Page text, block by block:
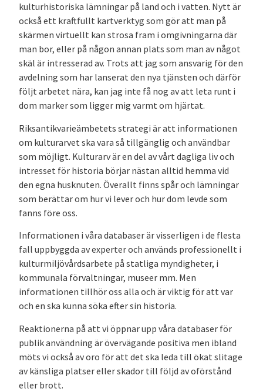
kulturhistoriska lämningar på land och i vatten. Nytt är
också ett kraftfullt kartverktyg som gör att man på
skärmen virtuellt kan strosa fram i omgivningarna där
man bor, eller på någon annan plats som man av något
skäl är intresserad av. Trots att jag som ansvarig för den
avdelning som har lanserat den nya tjänsten och därför
följt arbetet nära, kan jag inte få nog av att leta runt i
dom marker som ligger mig varmt om hjärtat.
Riksantikvarieämbetets strategi är att informationen
om kulturarvet ska vara så tillgänglig och användbar
som möjligt. Kulturarv är en del av vårt dagliga liv och
intresset för historia börjar nästan alltid hemma vid
den egna husknuten. Överallt finns spår och lämningar
som berättar om hur vi lever och hur dom levde som
fanns före oss.
Informationen i våra databaser är visserligen i de flesta
fall uppbyggda av experter och används professionellt i
kulturmiljövårdsarbete på statliga myndigheter, i
kommunala förvaltningar, museer mm. Men
informationen tillhör oss alla och är viktig för att var
och en ska kunna söka efter sin historia.
Reaktionerna på att vi öppnar upp våra databaser för
publik användning är övervägande positiva men ibland
möts vi också av oro för att det ska leda till ökat slitage
av känsliga platser eller skador till följd av oförstånd
eller brott.